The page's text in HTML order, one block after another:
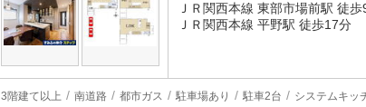
ＪＲ関西本線 東部市場前駅 徒歩
ＪＲ関西本線 平野駅 徒歩17分
3階建て以上 南道路 都市ガス 駐車場あり 駐車2台 システムキッ